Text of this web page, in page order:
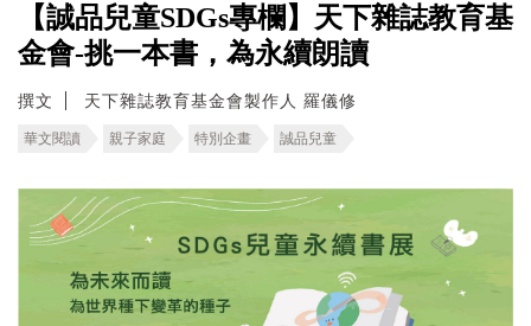
【誠品兒童SDGs專欄】天下雜誌教育基
金會-挑一本書，為永續朗讀
撰文 天下雜誌教育基金會製作人 羅儀修
華文閱讀 親子家庭 特別企畫 誠品兒童